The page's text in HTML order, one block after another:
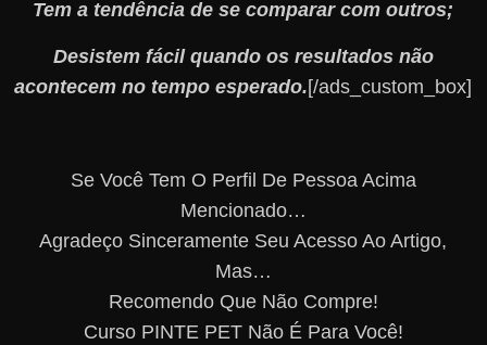
Tem a tendência de se comparar com outros;
Desistem fácil quando os resultados não
acontecem no tempo esperado.[/ads_custom_box]
Se Você Tem O Perfil De Pessoa Acima
Mencionado…
Agradeço Sinceramente Seu Acesso Ao Artigo,
Mas…
Recomendo Que Não Compre!
Curso PINTE PET Não É Para Você!